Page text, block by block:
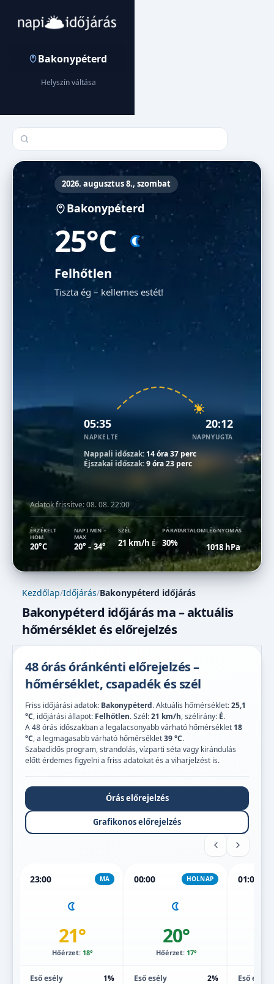
Bakonypéterd
Helyszín váltása
Település keresése
2026. augusztus 8., szombat
Bakonypéterd
25°C
Felhőtlen
Tiszta ég – kellemes estét!
05:35
NAPKELTE
20:12
NAPNYUGTA
Nappali időszak:14 óra 37 perc
Éjszakai időszak:9 óra 23 perc
Adatok frissítve:08. 08. 22:00
ÉRZÉKELT
HŐM.
20°C
NAPI MIN –
MAX
20° –34°
SZÉL
21 km/h É
PÁRATARTALOM
30%
LÉGNYOMÁS
1018 hPa
Kezdőlap/Időjárás/Bakonypéterd időjárás
Bakonypéterd időjárás ma – aktuális
hőmérséklet és előrejelzés
48 órás óránkénti előrejelzés –
hőmérséklet, csapadék és szél
Friss időjárási adatok: Bakonypéterd. Aktuális hőmérséklet:25,1
°C, időjárási állapot: Felhőtlen. Szél:21 km/h, szélirány: É.
A 48 órás időszakban a legalacsonyabb várható hőmérséklet 18
°C, a legmagasabb várható hőmérséklet39 °C.
Szabadidős program, strandolás, vízparti séta vagy kirándulás
előtt érdemes figyelni a friss adatokat és a viharjelzést is.
Órás előrejelzés
Grafikonos előrejelzés
23:00 MA
21°
Hőérzet: 18°
Eső esély
1%
00:00 HOLNAP
20°
Hőérzet: 17°
Eső esély
2%
01:00
Eső esély